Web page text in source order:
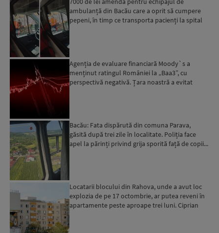
ambulanță din Bacău care a oprit să cumpere
pepeni, în timp ce transporta pacienți la spital
Agenția de evaluare financiară Moody`s a
menținut ratingul României la „Baa3”, cu
perspectivă negativă. Țara noastră a evitat
Bacău: Fata dispărută din comuna Parava,
găsită după trei zile în localitate. Poliția face
apel la părinți privind grija sporită față de copii...
Locatarii blocului din Rahova, unde a avut loc
explozia de pe 17 octombrie, ar putea reveni în
apartamente peste aproape trei luni. Ciprian